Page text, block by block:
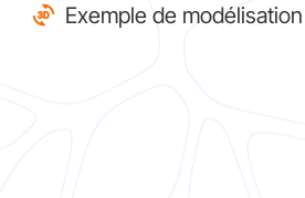
Exemple de